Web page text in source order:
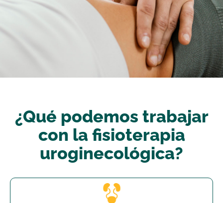
¿Qué podemos trabajar
con la fisioterapia
uroginecológica?